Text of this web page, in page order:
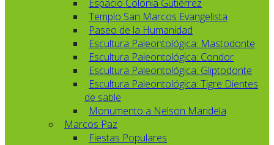
Espacio Colonia Gutiérrez
Templo San Marcos Evangelista
Paseo de la Humanidad
Escultura Paleontológica: Mastodonte
Escultura Paleontológica: Condor
Escultura Paleontológica: Gliptodonte
Escultura Paleontológica: Tigre Dientes
de sable
Monumento a Nelson Mandela
Marcos Paz
Fiestas Populares